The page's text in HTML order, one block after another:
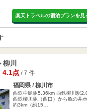
楽天トラベルの宿泊プランを見
川
4.1点/ 7 件
福岡県 / 柳川市
西鉄中島駅5.36km 西鉄柳川駅
西鉄柳川駅（西口）から亀の井
約3km（約15…